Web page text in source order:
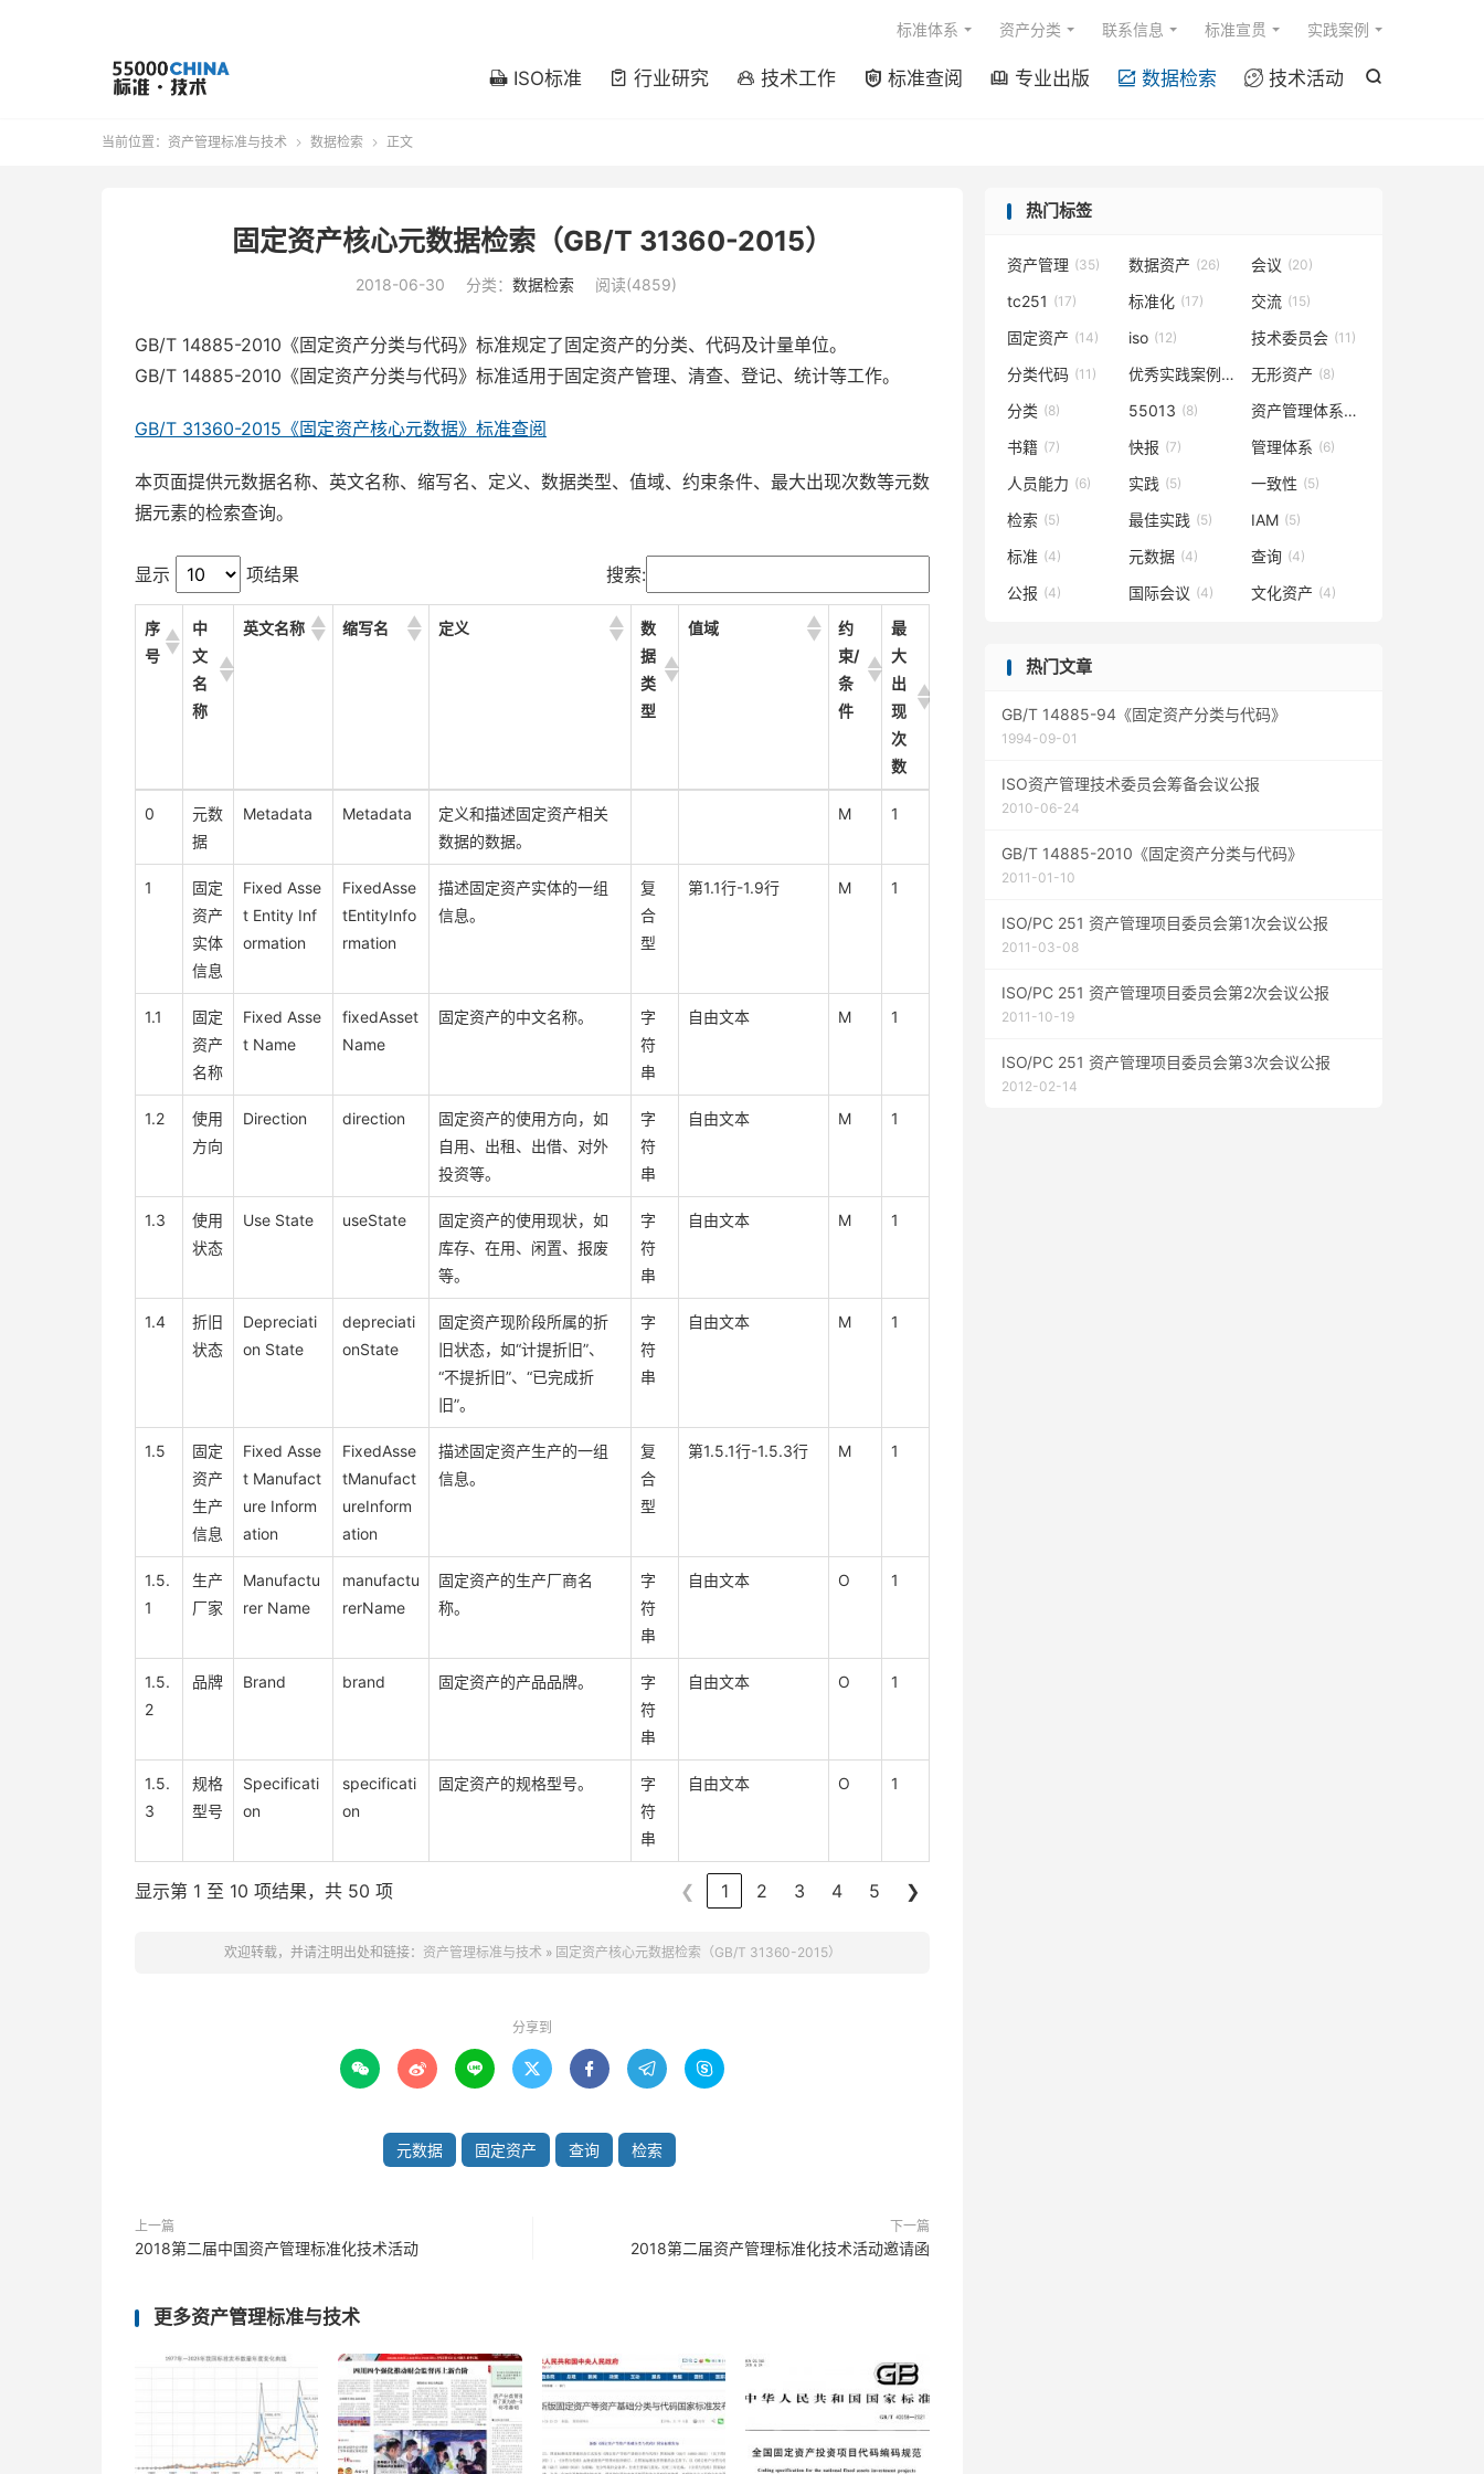

 ISO标准  行业研究  技术工作  标准查阅  专业出版  数据检索  技术活动
标准体系 资产分类 联系信息 标准宣贯 实践案例
当前位置： 资产管理标准与技术  数据检索  正文
固定资产核心元数据检索（GB/T 31360-2015）
2018-06-30 分类： 数据检索 阅读(4859)
GB/T 14885-2010《固定资产分类与代码》标准规定了固定资产的分类、代码及计量单位。
GB/T 14885-2010《固定资产分类与代码》标准适用于固定资产管理、清查、登记、统计等工作。
GB/T 31360-2015《固定资产核心元数据》标准查阅
本页面提供元数据名称、英文名称、缩写名、定义、数据类型、值域、约束条件、最大出现次数等元数
据元素的检索查询。
显示 项结果 搜索:
序
号
中
文
名
称
英文名称 缩写名 定义
数
据
类
型
值域
约
束/
条
件
最
大
出
现
次
数
序
中
文
称
英文名称 缩写名 定义
型
约
件
最
现
0
元数
据
Metadata Metadata
定义和描述固定资产相关
数据的数据。
M 1
1
固定
资产
实体
信息
Fixed Asse
t Entity Inf
ormation
FixedAsse
tEntityInfo
rmation
描述固定资产实体的一组
信息。
复
合
型
第1.1行-1.9行 M 1
1.1
固定
资产
名称
Fixed Asse
t Name
fixedAsset
Name
固定资产的中文名称。
字
符
串
自由文本 M 1
1.2
使用
方向
Direction direction
固定资产的使用方向，如
自用、出租、出借、对外
投资等。
字
符
串
自由文本 M 1
1.3
使用
状态
Use State useState
固定资产的使用现状，如
库存、在用、闲置、报废
等。
字
符
串
自由文本 M 1
1.4
折旧
状态
Depreciati
on State
depreciati
onState
固定资产现阶段所属的折
旧状态，如“计提折旧”、
“不提折旧”、“已完成折
旧”。
字
符
串
自由文本 M 1
1.5
固定
资产
生产
信息
Fixed Asse
t Manufact
ure Inform
ation
FixedAsse
tManufact
ureInform
ation
描述固定资产生产的一组
信息。
复
合
型
第1.5.1行-1.5.3行 M 1
1.5.
1
生产
厂家
Manufactu
rer Name
manufactu
rerName
固定资产的生产厂商名
称。
字
符
串
自由文本 O 1
1.5.
2
品牌 Brand brand 固定资产的产品品牌。
字
符
串
自由文本 O 1
1.5.
3
规格
型号
Specificati
on
specificati
on
固定资产的规格型号。
字
符
串
自由文本 O 1
显示第 1 至 10 项结果，共 50 项 ❮ 1 2 3 4 5 ❯
欢迎转载，并请注明出处和链接： 资产管理标准与技术 » 固定资产核心元数据检索（GB/T 31360-2015）
分享到
      
元数据 固定资产 查询 检索
上一篇
2018第二届中国资产管理标准化技术活动
下一篇
2018第二届资产管理标准化技术活动邀请函
更多资产管理标准与技术
热门标签
资产管理 (35) 数据资产 (26) 会议 (20)
tc251 (17) 标准化 (17) 交流 (15)
固定资产 (14) iso (12) 技术委员会 (11)
分类代码 (11) 优秀实践案例(9) 无形资产 (8)
分类 (8) 55013 (8) 资产管理体系
(7)
书籍 (7) 快报 (7) 管理体系 (6)
人员能力 (6) 实践 (5) 一致性 (5)
检索 (5) 最佳实践 (5) IAM (5)
标准 (4) 元数据 (4) 查询 (4)
公报 (4) 国际会议 (4) 文化资产 (4)
热门文章
GB/T 14885-94《固定资产分类与代码》
1994-09-01
ISO资产管理技术委员会筹备会议公报
2010-06-24
GB/T 14885-2010《固定资产分类与代码》
2011-01-10
ISO/PC 251 资产管理项目委员会第1次会议公报
2011-03-08
ISO/PC 251 资产管理项目委员会第2次会议公报
2011-10-19
ISO/PC 251 资产管理项目委员会第3次会议公报
2012-02-14